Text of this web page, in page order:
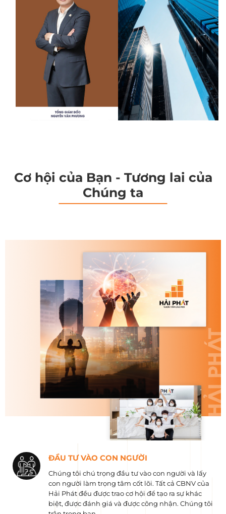
Cơ hội của Bạn - Tương lai của
Chúng ta
ĐẦU TƯ VÀO CON NGƯỜI
Chúng tôi chú trọng đầu tư vào con người và lấy
con người làm trọng tâm cốt lõi. Tất cả CBNV của
Hải Phát đều được trao cơ hội để tạo ra sự khác
biệt, được đánh giá và được công nhận. Chúng tôi